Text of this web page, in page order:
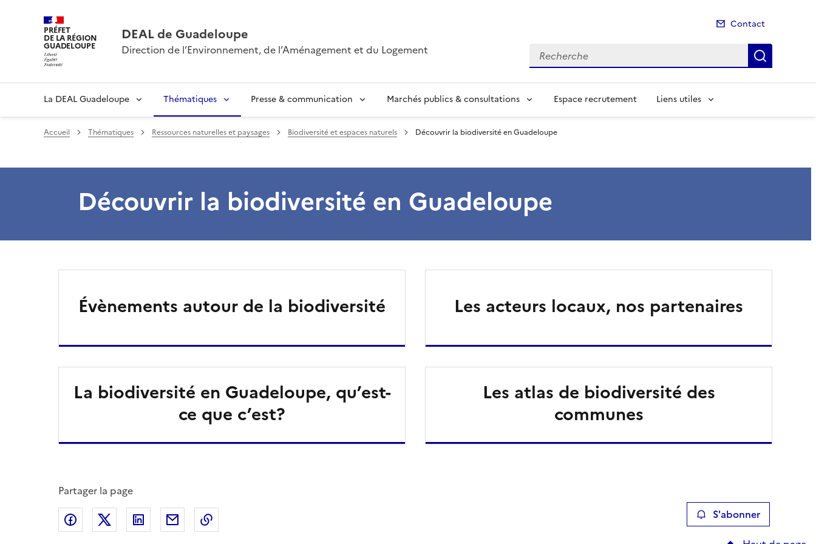
PRÉFET
DE LA RÉGION
GUADELOUPE
DEAL de Guadeloupe
Direction de l’Environnement, de l’Aménagement et du Logement
Contact
Recherche
La DEAL Guadeloupe Thématiques Presse & communication Marchés publics & consultations Espace recrutement Liens utiles
Accueil Thématiques Ressources naturelles et paysages Biodiversité et espaces naturels Découvrir la biodiversité en Guadeloupe
Découvrir la biodiversité en Guadeloupe
Évènements autour de la biodiversité
La biodiversité en Guadeloupe, qu’est-
ce que c’est?
Les acteurs locaux, nos partenaires
Les atlas de biodiversité des
communes
Partager la page
Partager sur Facebook
Partager sur XPartager sur LinkedIn
Partager par email S'abonner